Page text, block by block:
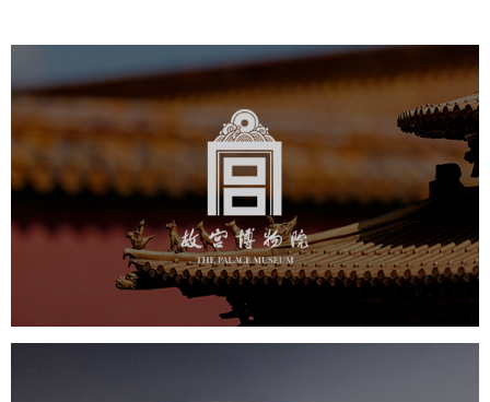
故宫博物院
文化艺术 博物馆 智慧博物馆
博物馆网站建设
景区网站建设
文创商城 万能专题 网站代运营